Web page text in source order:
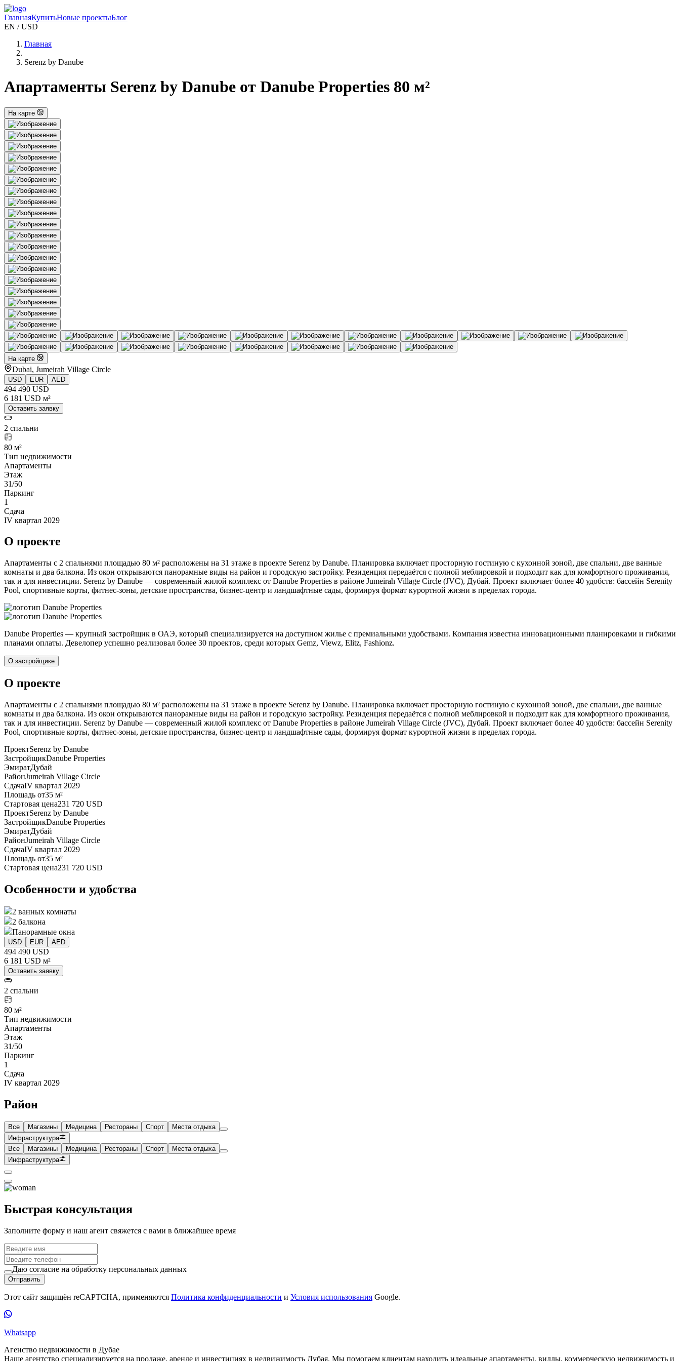
ГлавнаяКупитьНовые проектыБлог
EN / USD
Главная
Serenz by Danube
Апартаменты Serenz by Danube от Danube Properties 80 м²
На карте
На карте
Dubai, Jumeirah Village Circle
USD EUR AED
494 490 USD
6 181 USD м²
Оставить заявку
2 спальни
80 м²
Тип недвижимости
Апартаменты
Этаж
31/50
Паркинг
1
Сдача
IV квартал 2029
О проекте
Апартаменты с 2 спальнями площадью 80 м² расположены на 31 этаже в проекте Serenz by Danube. Планировка включает просторную гостиную с кухонной зоной, две спальни, две ванные
комнаты и два балкона. Из окон открываются панорамные виды на район и городскую застройку. Резиденция передаётся с полной меблировкой и подходит как для комфортного проживания,
так и для инвестиции. Serenz by Danube — современный жилой комплекс от Danube Properties в районе Jumeirah Village Circle (JVC), Дубай. Проект включает более 40 удобств: бассейн Serenity
Pool, спортивные корты, фитнес-зоны, детские пространства, бизнес-центр и ландшафтные сады, формируя формат курортной жизни в пределах города.
Danube Properties — крупный застройщик в ОАЭ, который специализируется на доступном жилье с премиальными удобствами. Компания известна инновационными планировками и гибкими
планами оплаты. Девелопер успешно реализовал более 30 проектов, среди которых Gemz, Viewz, Elitz, Fashionz.
О застройщике
О проекте
Апартаменты с 2 спальнями площадью 80 м² расположены на 31 этаже в проекте Serenz by Danube. Планировка включает просторную гостиную с кухонной зоной, две спальни, две ванные
комнаты и два балкона. Из окон открываются панорамные виды на район и городскую застройку. Резиденция передаётся с полной меблировкой и подходит как для комфортного проживания,
так и для инвестиции. Serenz by Danube — современный жилой комплекс от Danube Properties в районе Jumeirah Village Circle (JVC), Дубай. Проект включает более 40 удобств: бассейн Serenity
Pool, спортивные корты, фитнес-зоны, детские пространства, бизнес-центр и ландшафтные сады, формируя формат курортной жизни в пределах города.
ПроектSerenz by Danube
ЗастройщикDanube Properties
ЭмиратДубай
РайонJumeirah Village Circle
СдачаIV квартал 2029
Площадь от35 м²
Стартовая цена231 720 USD
ПроектSerenz by Danube
ЗастройщикDanube Properties
ЭмиратДубай
РайонJumeirah Village Circle
СдачаIV квартал 2029
Площадь от35 м²
Стартовая цена231 720 USD
Особенности и удобства
2 ванных комнаты
2 балкона
Панорамные окна
USD EUR AED
494 490 USD
6 181 USD м²
Оставить заявку
2 спальни
80 м²
Тип недвижимости
Апартаменты
Этаж
31/50
Паркинг
1
Сдача
IV квартал 2029
Район
Все Магазины Медицина Рестораны Спорт
Места отдыха
Инфраструктура
Все
Магазины Медицина Рестораны Спорт
Места отдыха
Инфраструктура
Быстрая консультация
Заполните форму и наш агент свяжется с вами в ближайшее время
Даю согласие на обработку персональных данных
Отправить
Этот сайт защищён reCAPTCHA, применяются Политика конфиденциальности и Условия использования Google.
Whatsapp
Агенство недвижимости в Дубае
Наше агентство специализируется на продаже, аренде и инвестициях в недвижимость Дубая. Мы помогаем клиентам находить идеальные апартаменты, виллы, коммерческую недвижимость и